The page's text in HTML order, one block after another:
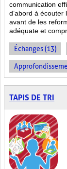
communication
d’abord à
avant de les
adéquate et
Échanges (13)
TAPIS DE TRI